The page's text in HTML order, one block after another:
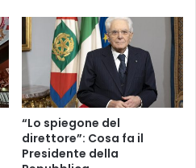
“Lo spiegone del
direttore”: Cosa fa il
Presidente della